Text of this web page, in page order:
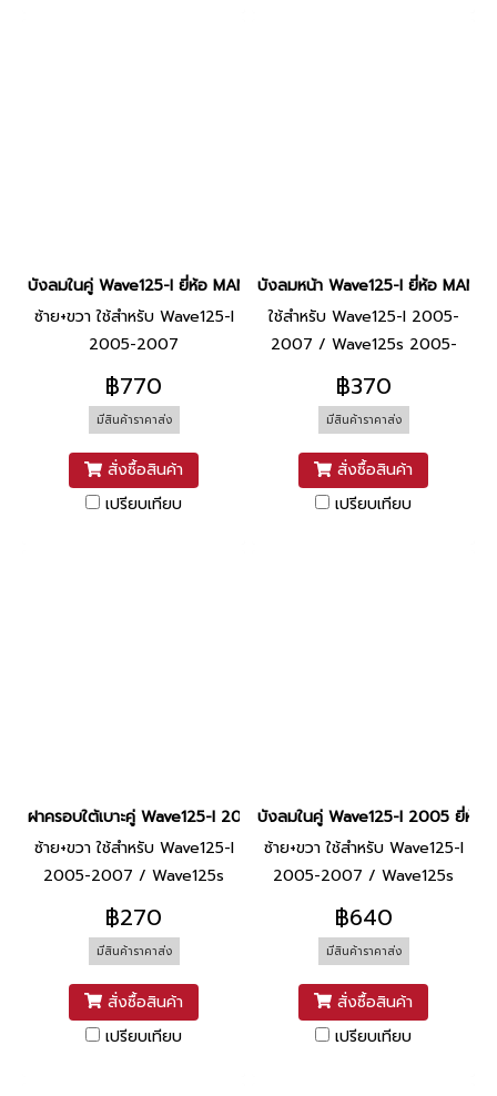
บังลมในคู่ Wave125-I ยี่ห้อ MANOO [NHA96P ขาวมุก]
ซ้าย+ขวา ใช้สำหรับ Wave125-I
2005-2007
฿770
มีสินค้าราคาส่ง
สั่งซื้อสินค้า
เปรียบเทียบ
บังลมหน้า Wave125-I ยี่ห้อ
ใช้สำหรับ Wave125-I 2005-
2007 / Wave125s 2005-
2007
฿370
มีสินค้าราคาส่ง
สั่งซื้อสินค้า
เปรียบเทียบ
ฝาครอบใต้เบาะคู่ Wave125-I 2005 ยี่ห้อ SCT [R340 แดงบรอนซ์]
ซ้าย+ขวา ใช้สำหรับ Wave125-I
2005-2007 / Wave125s
2005-2007
฿270
มีสินค้าราคาส่ง
สั่งซื้อสินค้า
เปรียบเทียบ
บังลมในคู่ Wave125-I 2005 ยี่ห้อ
ซ้าย+ขวา ใช้สำหรับ Wave125-I
2005-2007 / Wave125s
2005-2007
฿640
มีสินค้าราคาส่ง
สั่งซื้อสินค้า
เปรียบเทียบ